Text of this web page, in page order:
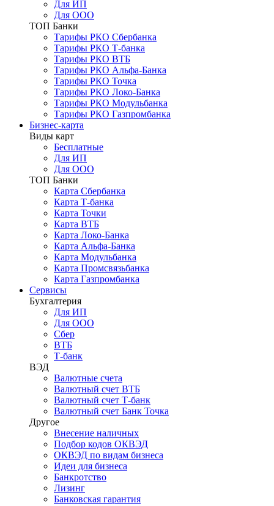
Для ИП
Для ООО
ТОП Банки
Тарифы РКО Сбербанка
Тарифы РКО Т-банка
Тарифы РКО ВТБ
Тарифы РКО Альфа-Банка
Тарифы РКО Точка
Тарифы РКО Локо-Банка
Тарифы РКО Модульбанка
Тарифы РКО Газпромбанка
Бизнес-карта
Виды карт
Бесплатные
Для ИП
Для ООО
ТОП Банки
Карта Сбербанка
Карта Т-банка
Карта Точки
Карта ВТБ
Карта Локо-Банка
Карта Альфа-Банка
Карта Модульбанка
Карта Промсвязьбанка
Карта Газпромбанка
Сервисы
Бухгалтерия
Для ИП
Для ООО
Сбер
ВТБ
Т-банк
ВЭД
Валютные счета
Валютный счет ВТБ
Валютный счет Т-банк
Валютный счет Банк Точка
Другое
Внесение наличных
Подбор кодов ОКВЭД
ОКВЭД по видам бизнеса
Идеи для бизнеса
Банкротство
Лизинг
Банковская гарантия